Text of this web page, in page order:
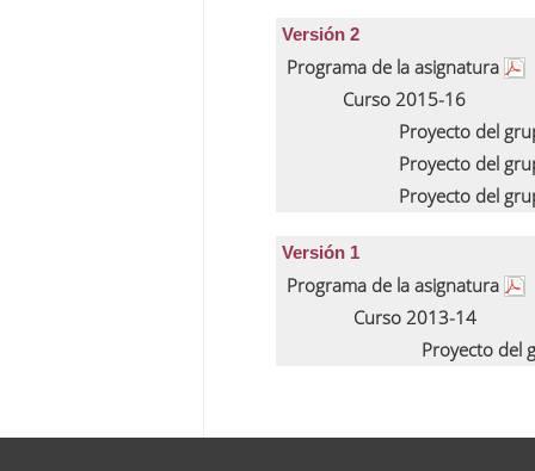
Versión 2
Programa de la asignatura
Curso 2015-16
Proyecto del
Proyecto del
Proyecto del
Versión 1
Programa de la asignatura
Curso 2013-14
Proyecto del